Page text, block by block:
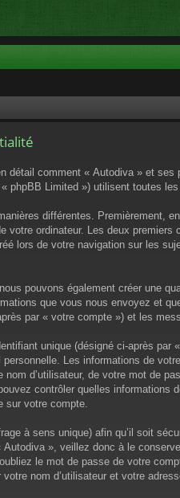
détail comment « Autodiva » et
phpBB Limited ») utilisent toutes
différentes. Premièrement,
votre ordinateur. Les deux
lors de votre navigation sur les
pouvons également créer une
que vous nous envoyez et
par « votre compte ») et les
unique (désigné ci-après
Les informations de
nom d’utilisateur, de votre mot de
contrôler quelles informations
sur votre compte.
à sens unique) afin qu’il soit
», veillez donc à le
le mot de passe de votre
nom d’utilisateur et votre